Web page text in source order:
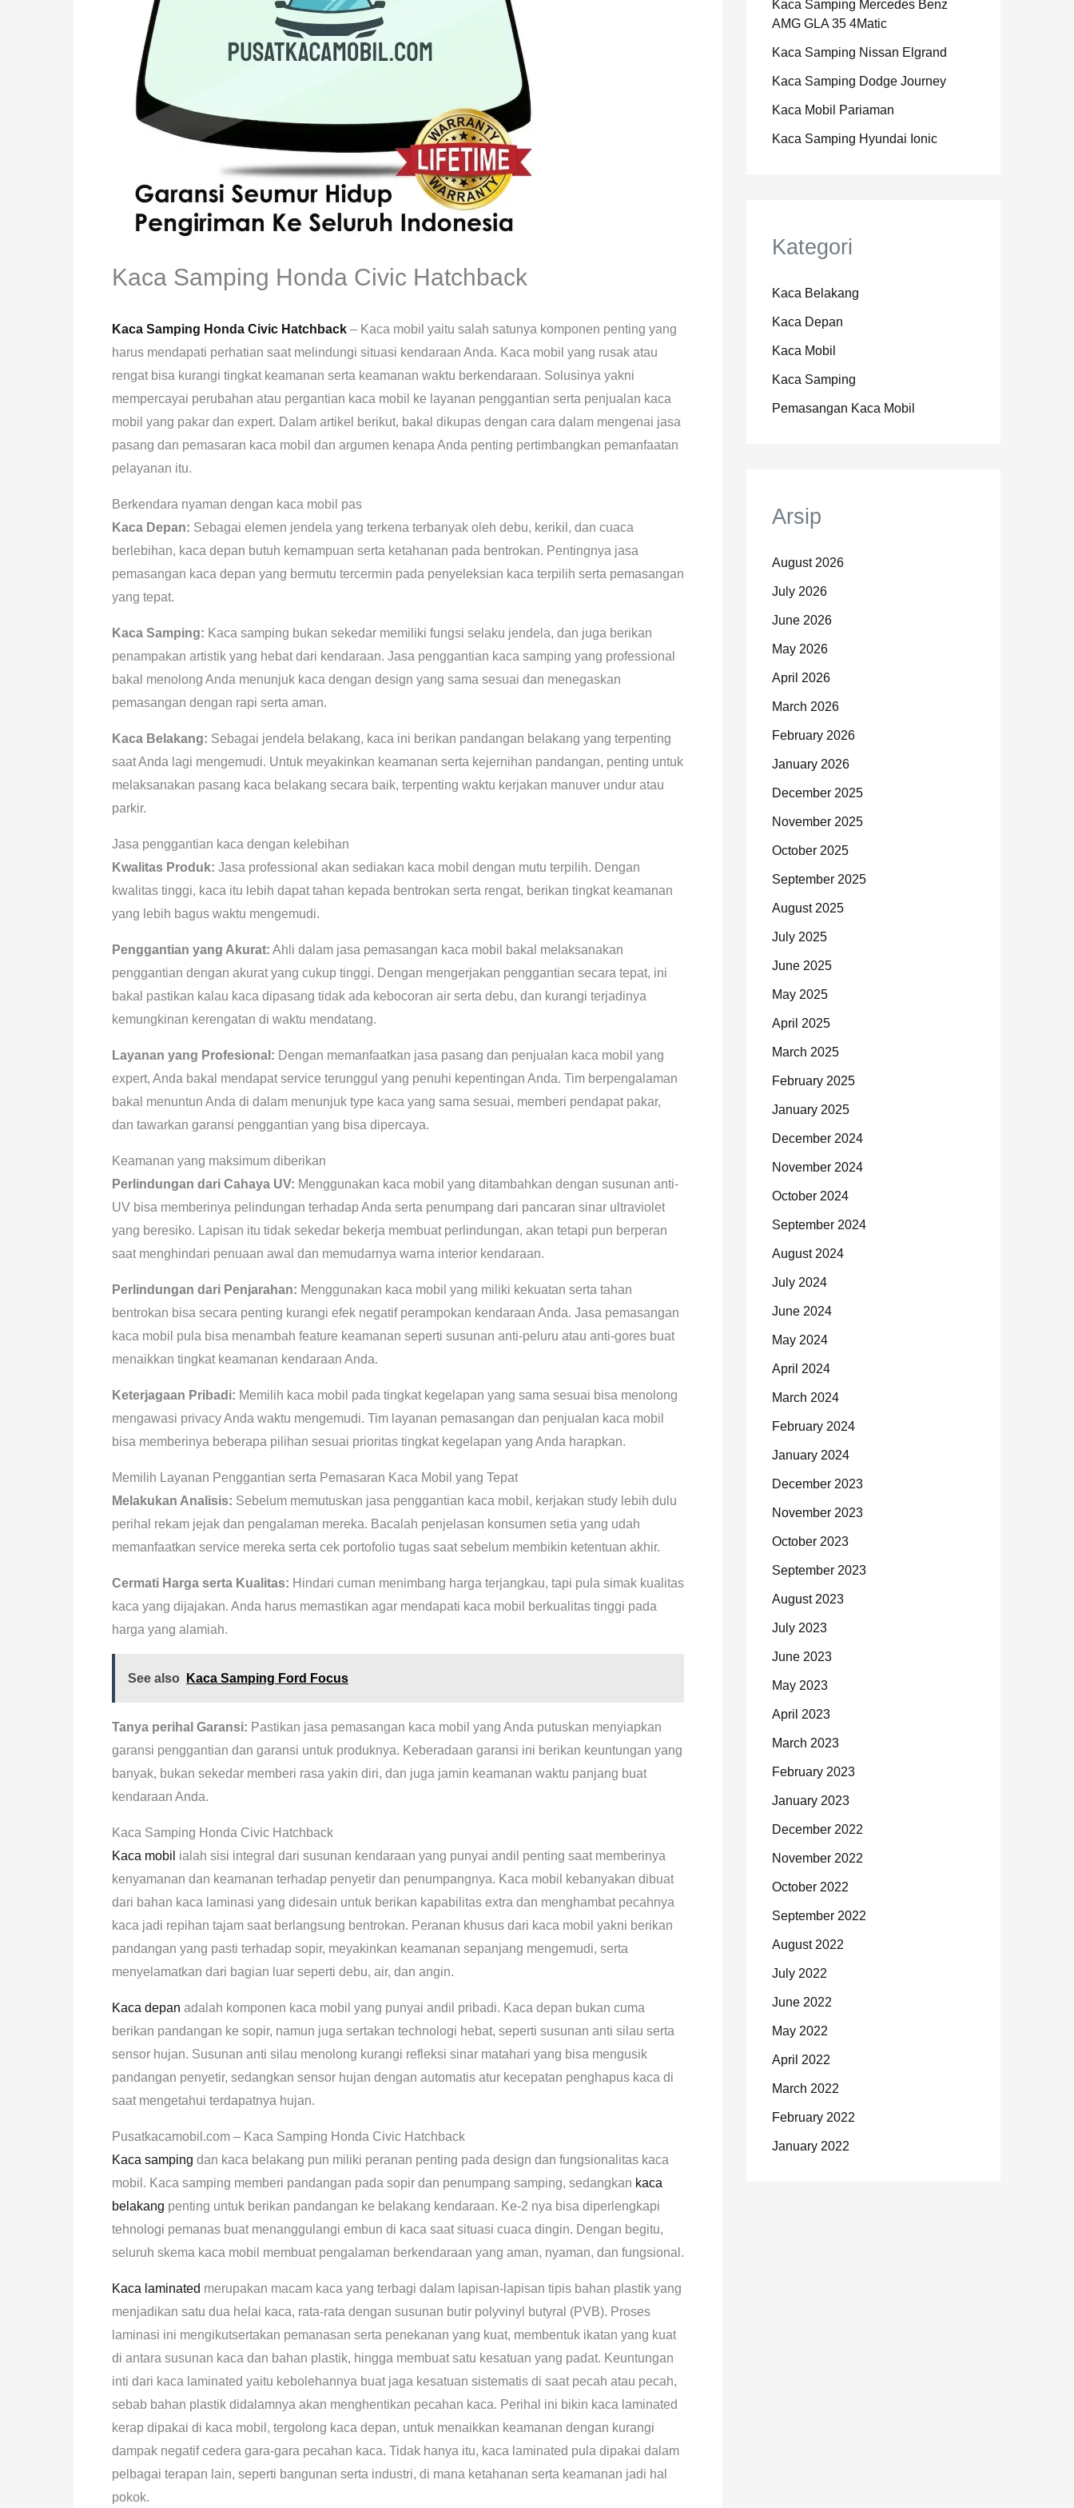
Kaca Samping Honda Civic Hatchback
Kaca Samping Honda Civic Hatchback – Kaca mobil yaitu salah satunya komponen penting yang
harus mendapati perhatian saat melindungi situasi kendaraan Anda. Kaca mobil yang rusak atau
rengat bisa kurangi tingkat keamanan serta keamanan waktu berkendaraan. Solusinya yakni
mempercayai perubahan atau pergantian kaca mobil ke layanan penggantian serta penjualan kaca
mobil yang pakar dan expert. Dalam artikel berikut, bakal dikupas dengan cara dalam mengenai jasa
pasang dan pemasaran kaca mobil dan argumen kenapa Anda penting pertimbangkan pemanfaatan
pelayanan itu.
Berkendara nyaman dengan kaca mobil pas
Kaca Depan: Sebagai elemen jendela yang terkena terbanyak oleh debu, kerikil, dan cuaca
berlebihan, kaca depan butuh kemampuan serta ketahanan pada bentrokan. Pentingnya jasa
pemasangan kaca depan yang bermutu tercermin pada penyeleksian kaca terpilih serta pemasangan
yang tepat.
Kaca Samping: Kaca samping bukan sekedar memiliki fungsi selaku jendela, dan juga berikan
penampakan artistik yang hebat dari kendaraan. Jasa penggantian kaca samping yang professional
bakal menolong Anda menunjuk kaca dengan design yang sama sesuai dan menegaskan
pemasangan dengan rapi serta aman.
Kaca Belakang: Sebagai jendela belakang, kaca ini berikan pandangan belakang yang terpenting
saat Anda lagi mengemudi. Untuk meyakinkan keamanan serta kejernihan pandangan, penting untuk
melaksanakan pasang kaca belakang secara baik, terpenting waktu kerjakan manuver undur atau
parkir.
Jasa penggantian kaca dengan kelebihan
Kwalitas Produk: Jasa professional akan sediakan kaca mobil dengan mutu terpilih. Dengan
kwalitas tinggi, kaca itu lebih dapat tahan kepada bentrokan serta rengat, berikan tingkat keamanan
yang lebih bagus waktu mengemudi.
Penggantian yang Akurat: Ahli dalam jasa pemasangan kaca mobil bakal melaksanakan
penggantian dengan akurat yang cukup tinggi. Dengan mengerjakan penggantian secara tepat, ini
bakal pastikan kalau kaca dipasang tidak ada kebocoran air serta debu, dan kurangi terjadinya
kemungkinan kerengatan di waktu mendatang.
Layanan yang Profesional: Dengan memanfaatkan jasa pasang dan penjualan kaca mobil yang
expert, Anda bakal mendapat service terunggul yang penuhi kepentingan Anda. Tim berpengalaman
bakal menuntun Anda di dalam menunjuk type kaca yang sama sesuai, memberi pendapat pakar,
dan tawarkan garansi penggantian yang bisa dipercaya.
Keamanan yang maksimum diberikan
Perlindungan dari Cahaya UV: Menggunakan kaca mobil yang ditambahkan dengan susunan anti-
UV bisa memberinya pelindungan terhadap Anda serta penumpang dari pancaran sinar ultraviolet
yang beresiko. Lapisan itu tidak sekedar bekerja membuat perlindungan, akan tetapi pun berperan
saat menghindari penuaan awal dan memudarnya warna interior kendaraan.
Perlindungan dari Penjarahan: Menggunakan kaca mobil yang miliki kekuatan serta tahan
bentrokan bisa secara penting kurangi efek negatif perampokan kendaraan Anda. Jasa pemasangan
kaca mobil pula bisa menambah feature keamanan seperti susunan anti-peluru atau anti-gores buat
menaikkan tingkat keamanan kendaraan Anda.
Keterjagaan Pribadi: Memilih kaca mobil pada tingkat kegelapan yang sama sesuai bisa menolong
mengawasi privacy Anda waktu mengemudi. Tim layanan pemasangan dan penjualan kaca mobil
bisa memberinya beberapa pilihan sesuai prioritas tingkat kegelapan yang Anda harapkan.
Memilih Layanan Penggantian serta Pemasaran Kaca Mobil yang Tepat
Melakukan Analisis: Sebelum memutuskan jasa penggantian kaca mobil, kerjakan study lebih dulu
perihal rekam jejak dan pengalaman mereka. Bacalah penjelasan konsumen setia yang udah
memanfaatkan service mereka serta cek portofolio tugas saat sebelum membikin ketentuan akhir.
Cermati Harga serta Kualitas: Hindari cuman menimbang harga terjangkau, tapi pula simak kualitas
kaca yang dijajakan. Anda harus memastikan agar mendapati kaca mobil berkualitas tinggi pada
harga yang alamiah.
See also Kaca Samping Ford Focus
Tanya perihal Garansi: Pastikan jasa pemasangan kaca mobil yang Anda putuskan menyiapkan
garansi penggantian dan garansi untuk produknya. Keberadaan garansi ini berikan keuntungan yang
banyak, bukan sekedar memberi rasa yakin diri, dan juga jamin keamanan waktu panjang buat
kendaraan Anda.
Kaca Samping Honda Civic Hatchback
Kaca mobil ialah sisi integral dari susunan kendaraan yang punyai andil penting saat memberinya
kenyamanan dan keamanan terhadap penyetir dan penumpangnya. Kaca mobil kebanyakan dibuat
dari bahan kaca laminasi yang didesain untuk berikan kapabilitas extra dan menghambat pecahnya
kaca jadi repihan tajam saat berlangsung bentrokan. Peranan khusus dari kaca mobil yakni berikan
pandangan yang pasti terhadap sopir, meyakinkan keamanan sepanjang mengemudi, serta
menyelamatkan dari bagian luar seperti debu, air, dan angin.
Kaca depan adalah komponen kaca mobil yang punyai andil pribadi. Kaca depan bukan cuma
berikan pandangan ke sopir, namun juga sertakan technologi hebat, seperti susunan anti silau serta
sensor hujan. Susunan anti silau menolong kurangi refleksi sinar matahari yang bisa mengusik
pandangan penyetir, sedangkan sensor hujan dengan automatis atur kecepatan penghapus kaca di
saat mengetahui terdapatnya hujan.
Pusatkacamobil.com – Kaca Samping Honda Civic Hatchback
Kaca samping dan kaca belakang pun miliki peranan penting pada design dan fungsionalitas kaca
mobil. Kaca samping memberi pandangan pada sopir dan penumpang samping, sedangkan kaca
belakang penting untuk berikan pandangan ke belakang kendaraan. Ke-2 nya bisa diperlengkapi
tehnologi pemanas buat menanggulangi embun di kaca saat situasi cuaca dingin. Dengan begitu,
seluruh skema kaca mobil membuat pengalaman berkendaraan yang aman, nyaman, dan fungsional.
Kaca laminated merupakan macam kaca yang terbagi dalam lapisan-lapisan tipis bahan plastik yang
menjadikan satu dua helai kaca, rata-rata dengan susunan butir polyvinyl butyral (PVB). Proses
laminasi ini mengikutsertakan pemanasan serta penekanan yang kuat, membentuk ikatan yang kuat
di antara susunan kaca dan bahan plastik, hingga membuat satu kesatuan yang padat. Keuntungan
inti dari kaca laminated yaitu kebolehannya buat jaga kesatuan sistematis di saat pecah atau pecah,
sebab bahan plastik didalamnya akan menghentikan pecahan kaca. Perihal ini bikin kaca laminated
kerap dipakai di kaca mobil, tergolong kaca depan, untuk menaikkan keamanan dengan kurangi
dampak negatif cedera gara-gara pecahan kaca. Tidak hanya itu, kaca laminated pula dipakai dalam
pelbagai terapan lain, seperti bangunan serta industri, di mana ketahanan serta keamanan jadi hal
pokok.
Kaca Samping Mercedes Benz
AMG GLA 35 4Matic
Kaca Samping Nissan Elgrand
Kaca Samping Dodge Journey
Kaca Mobil Pariaman
Kaca Samping Hyundai Ionic
Kategori
Kaca Belakang
Kaca Depan
Kaca Mobil
Kaca Samping
Pemasangan Kaca Mobil
Arsip
August 2026
July 2026
June 2026
May 2026
April 2026
March 2026
February 2026
January 2026
December 2025
November 2025
October 2025
September 2025
August 2025
July 2025
June 2025
May 2025
April 2025
March 2025
February 2025
January 2025
December 2024
November 2024
October 2024
September 2024
August 2024
July 2024
June 2024
May 2024
April 2024
March 2024
February 2024
January 2024
December 2023
November 2023
October 2023
September 2023
August 2023
July 2023
June 2023
May 2023
April 2023
March 2023
February 2023
January 2023
December 2022
November 2022
October 2022
September 2022
August 2022
July 2022
June 2022
May 2022
April 2022
March 2022
February 2022
January 2022